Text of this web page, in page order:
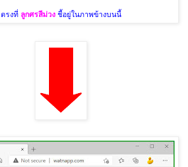
ตรงที่ ลูกศรสีม่วง ชี้อยู่ในภาพข้างบนนี้